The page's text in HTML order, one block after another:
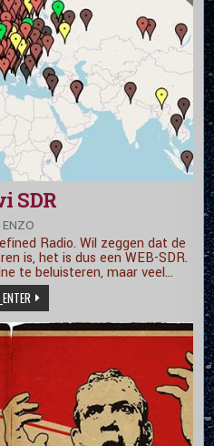
SDR
ENZO
Radio. Wil zeggen dat de
is, het is dus een WEB-SDR.
te beluisteren, maar veel…